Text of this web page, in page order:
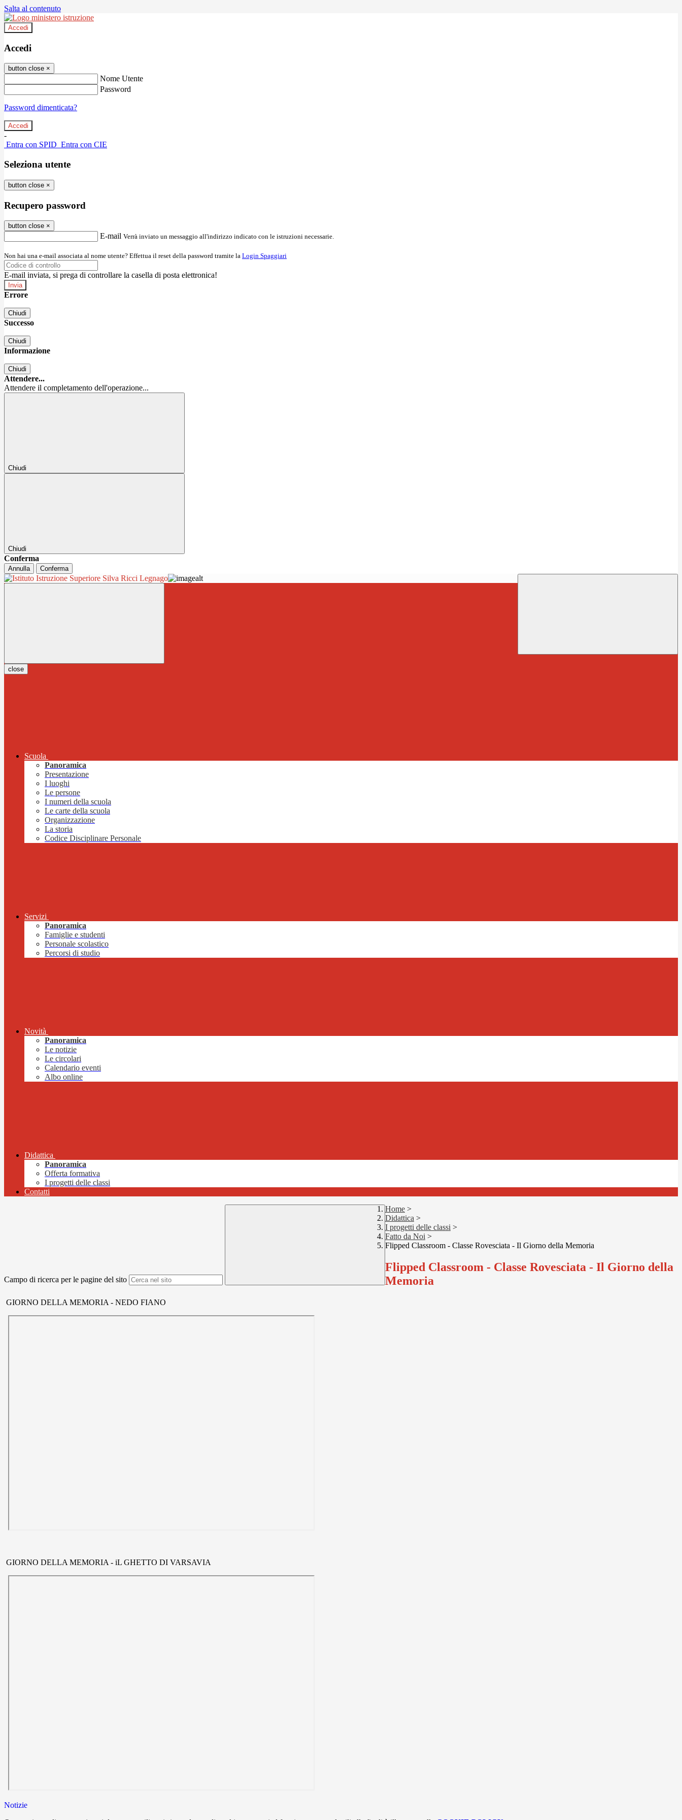
Salta al contenuto
Accedi
Accedi
button close ×
Nome Utente
Password
Password dimenticata?
-
Entra con SPID Entra con CIE
Seleziona utente
button close ×
Recupero password
button close ×
E-mail Verrà inviato un messaggio all'indirizzo indicato con le istruzioni necessarie.
Non hai una e-mail associata al nome utente? Effettua il reset della password tramite la Login Spaggiari
E-mail inviata, si prega di controllare la casella di posta elettronica!
Errore
Chiudi
Successo
Chiudi
Informazione
Chiudi
Attendere...
Attendere il completamento dell'operazione...
Chiudi
Chiudi
Conferma
Annulla Conferma
close
Scuola
Panoramica
Presentazione
I luoghi
Le persone
I numeri della scuola
Le carte della scuola
Organizzazione
La storia
Codice Disciplinare Personale
Servizi
Panoramica
Famiglie e studenti
Personale scolastico
Percorsi di studio
Novità
Panoramica
Le notizie
Le circolari
Calendario eventi
Albo online
Didattica
Panoramica
Offerta formativa
I progetti delle classi
Contatti
Campo di ricerca per le pagine del sito
Home >
Didattica >
I progetti delle classi >
Fatto da Noi >
Flipped Classroom - Classe Rovesciata - Il Giorno della Memoria
Flipped Classroom - Classe Rovesciata - Il Giorno della
Memoria
GIORNO DELLA MEMORIA - NEDO FIANO
GIORNO DELLA MEMORIA - iL GHETTO DI VARSAVIA
Notizie